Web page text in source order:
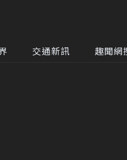
交通新訊 趣聞網